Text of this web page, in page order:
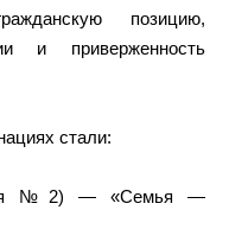
позицию,
и приверженность
стали:
№2) — «Семья —